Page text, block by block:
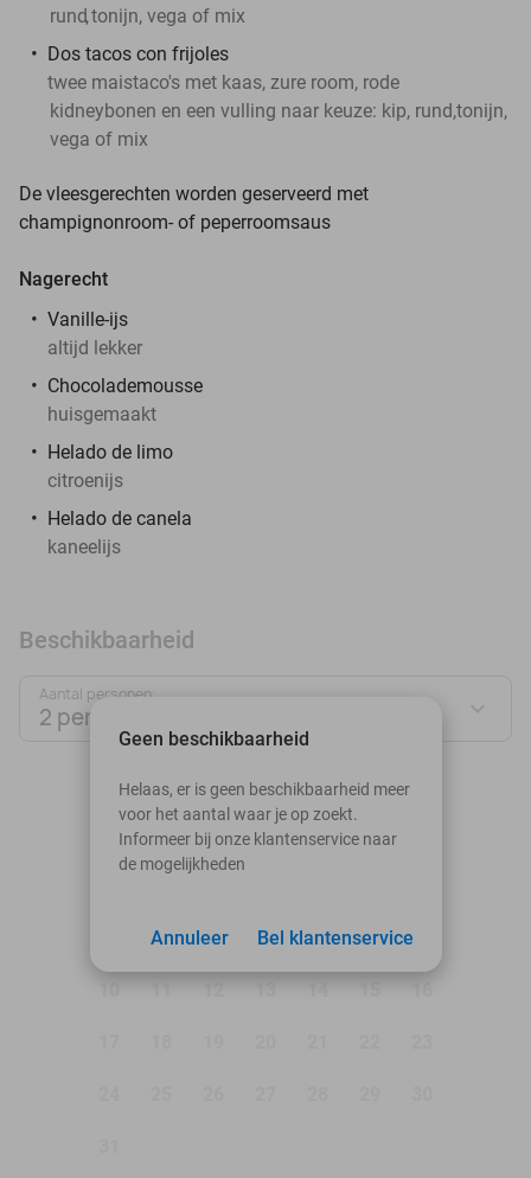
rund,tonijn, vega of mix
Dos tacos con frijoles
twee maistaco's met kaas, zure room, rode
kidneybonen en een vulling naar keuze: kip, rund,tonijn,
vega of mix
De vleesgerechten worden geserveerd met
champignonroom- of peperroomsaus
Nagerecht
Vanille-ijs
altijd lekker
Chocolademousse
huisgemaakt
Helado de limo
citroenijs
Helado de canela
kaneelijs
Beschikbaarheid
Aantal personen:
2 personen
augustus 2026
Ma
Di Wo Do Vr
4 5 6 7 8
Geen beschikbaarheid
Helaas, er is geen beschikbaarheid meer
voor het aantal waar je op zoekt.
Informeer bij onze klantenservice naar
de mogelijkheden
Bel klantenservice
Annuleer